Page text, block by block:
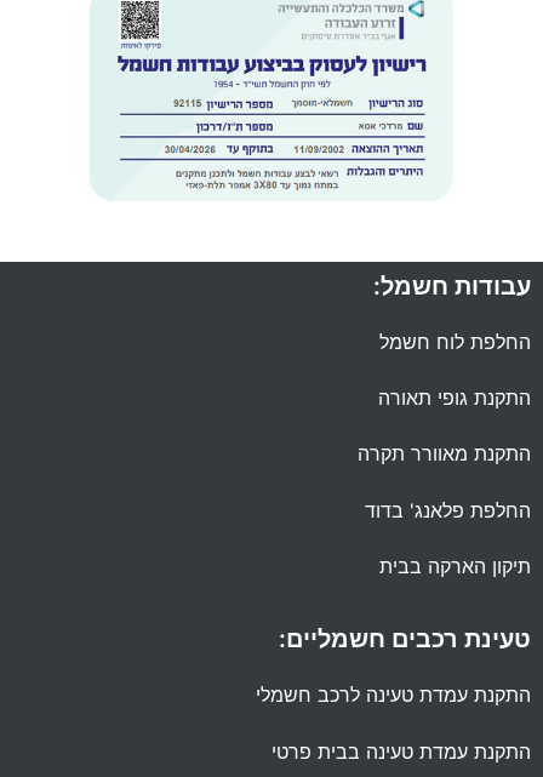
עבודות חשמל:
החלפת לוח חשמל
התקנת גופי תאורה
התקנת מאוורר תקרה
החלפת פלאנג' בדוד
תיקון הארקה בבית
טעינת רכבים חשמליים:
התקנת עמדת טעינה לרכב חשמלי
התקנת עמדת טעינה בבית פרטי